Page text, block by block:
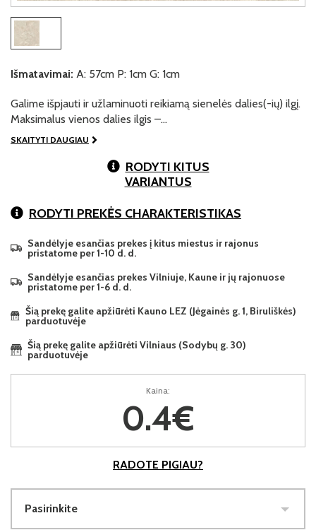
Išmatavimai: A: 57cm P: 1cm G: 1cm
Galime išpjauti ir užlaminuoti reikiamą sienelės dalies(-ių) ilgį.
Maksimalus vienos dalies ilgis –…
SKAITYTI DAUGIAU
RODYTI KITUS
VARIANTUS
RODYTI PREKĖS CHARAKTERISTIKAS
Sandėlyje esančias prekes į kitus miestus ir rajonus
pristatome per 1-10 d. d.
Sandėlyje esančias prekes Vilniuje, Kaune ir jų rajonuose
pristatome per 1-6 d. d.
Šią prekę galite apžiūrėti Kauno LEZ (Jėgainės g. 1, Biruliškės)
parduotuvėje
Šią prekę galite apžiūrėti Vilniaus (Sodybų g. 30)
parduotuvėje
Kaina:
0.4€
RADOTE PIGIAU?
Pasirinkite